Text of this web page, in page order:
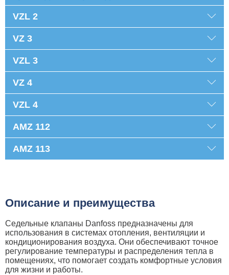
VZL 2
VZ 3
VZL 3
VZ 4
VZL 4
AMZ 112
AMZ 113
Описание и преимущества
Седельные клапаны Danfoss предназначены для
использования в системах отопления, вентиляции и
кондиционирования воздуха. Они обеспечивают точное
регулирование температуры и распределения тепла в
помещениях, что помогает создать комфортные условия
для жизни и работы.